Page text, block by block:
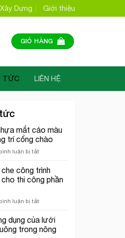
Dựng Giới thiệu
GIỎ HÀNG
TỨC LIÊN HỆ
mắt cáo màu
trí cổng chào
luận bị tắt
ép
nhựa
mắt
trang
cổng
công trình
thi công phần
luận bị tắt
bao
che
công
dụng của lưới
trong nông